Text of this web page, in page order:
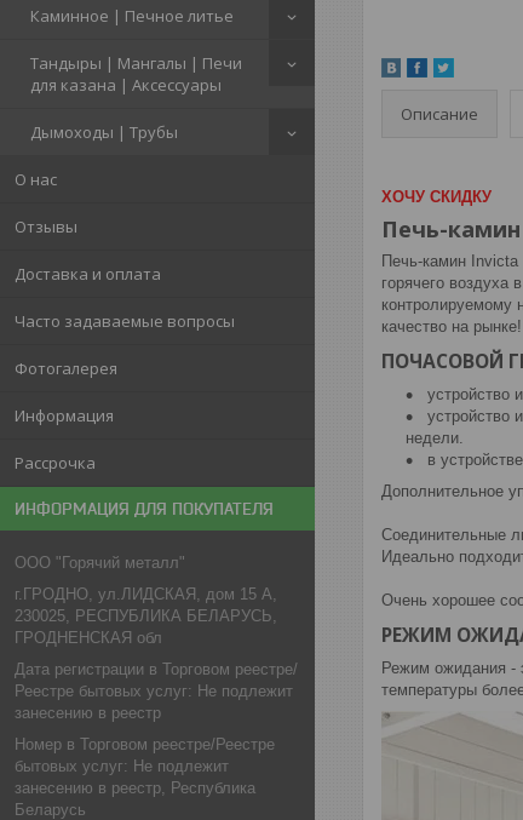
Каминное | Печное литье
Тандыры | Мангалы | Печи
для казана | Аксессуары
Дымоходы | Трубы
О нас
Отзывы
Доставка и оплата
Часто задаваемые вопросы
Фотогалерея
Информация
Рассрочка
ИНФОРМАЦИЯ ДЛЯ ПОКУПАТЕЛЯ
ООО "Горячий металл"
г.ГРОДНО, ул.ЛИДСКАЯ, дом 15 А,
230025, РЕСПУБЛИКА БЕЛАРУСЬ,
ГРОДНЕНСКАЯ обл
Дата регистрации в Торговом реестре/
Реестре бытовых услуг: Не подлежит
занесению в реестр
Номер в Торговом реестре/Реестре
бытовых услуг: Не подлежит
занесению в реестр, Республика
Беларусь
Описание
ХОЧУ СКИДКУ
Печь-камин
Печь-камин
горячего
контролируемому
качество на рынке!
ПОЧАСОВОЙ
устройство
устройство
недели.
в
Дополнительное
Соединительные
Идеально
Очень хорошее
РЕЖИМ
Режим ожидания -
температуры